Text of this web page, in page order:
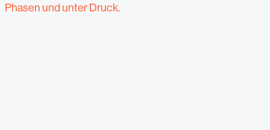
Phasen und unter Druck.